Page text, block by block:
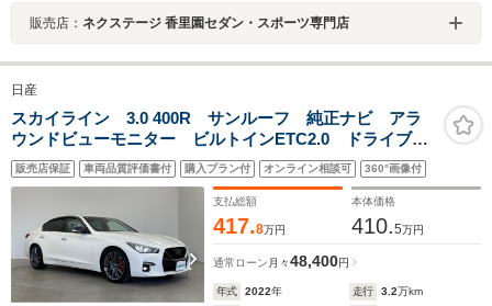
販売店： ネクステージ 香里園セダン・スポーツ専門店
日産
スカイライン 3.0 400R サンルーフ 純正ナビ アラ
ウンドビューモニター ビルトインETC2.0 ドライブレ
コーダー 白レザー 全方位運転支援システム レーダ
ークルーズ シートヒーター メモリシート オートラ
販売店保証 車両品質評価書付 購入プラン付 オンライン相談可 360°画像付
支払総額
417.8万円
本体価格
410.5万円
通常ローン 月々48,400円
年式 2022年 走行 3.2万km